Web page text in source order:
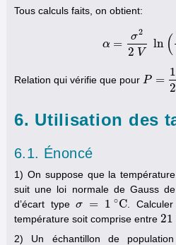
Tous calculs faits, on obtient:
α =
σ2
2 V
ln (
α =σ22 V ln ( 1
Relation qui vérifie que pour P =
1
2
P= 12
6. Utilisation des
6.1. Énoncé
1) On suppose que la
suit une loi normale de Gauss
d’écart typeσ = 1 ∘C
σ = 1 ∘C
.
température soit comprise entre 21
21
2) Un échantillon de